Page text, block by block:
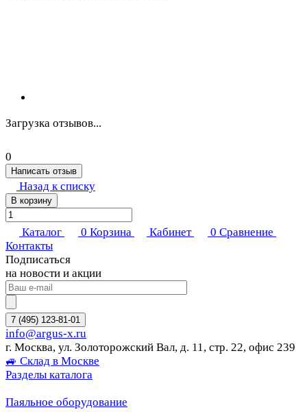
Загрузка отзывов...
0
Написать отзыв
Назад к списку
В корзину
Каталог 0 Корзина Кабинет 0 Сравнение
Контакты
Подписаться
на новости и акции
7 (495) 123-81-01
info@argus-x.ru
г. Москва, ул. Золоторожский Вал, д. 11, стр. 22, офис 239
🚙 Склад в Москве
Разделы каталога
Паяльное оборудование